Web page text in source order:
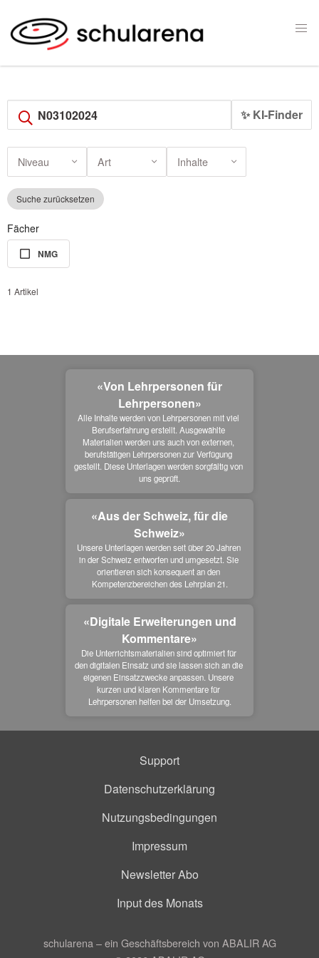
✨ KI-Finder
Niveau Art Inhalte
Suche zurücksetzen
Fächer
NMG
1 Artikel
«Von Lehrpersonen für
Lehrpersonen»
Alle Inhalte werden von Lehrpersonen mit viel
Berufserfahrung erstellt. Ausgewählte
Materialien werden uns auch von externen,
berufstätigen Lehrpersonen zur Verfügung
gestellt. Diese Unterlagen werden sorgfältig von
uns geprüft.
«Aus der Schweiz, für die
Schweiz»
Unsere Unterlagen werden seit über 20 Jahren
in der Schweiz entworfen und umgesetzt. Sie
orientieren sich konsequent an den
Kompetenzbereichen des Lehrplan 21.
«Digitale Erweiterungen und
Kommentare»
Die Unterrichtsmaterialien sind optimiert für
den digitalen Einsatz und sie lassen sich an die
eigenen Einsatzzwecke anpassen. Unsere
kurzen und klaren Kommentare für
Lehrpersonen helfen bei der Umsetzung.
Support
Datenschutzerklärung
Nutzungsbedingungen
Impressum
Newsletter Abo
Input des Monats
schularena – ein Geschäftsbereich von ABALIR AG